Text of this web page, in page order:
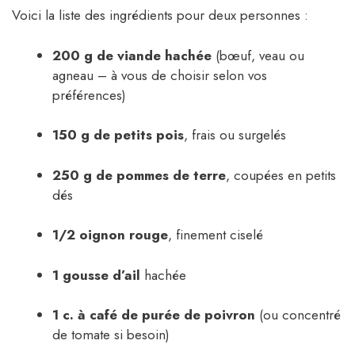
Voici la liste des ingrédients pour deux personnes :
200 g de viande hachée (bœuf, veau ou
agneau – à vous de choisir selon vos
préférences)
150 g de petits pois, frais ou surgelés
250 g de pommes de terre, coupées en petits
dés
1/2 oignon rouge, finement ciselé
1 gousse d’ail hachée
1 c. à café de purée de poivron (ou concentré
de tomate si besoin)